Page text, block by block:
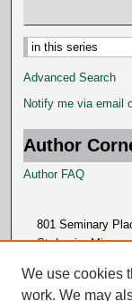
Select context to
Advanced Search
Notify me via email
Author
Author FAQ
801 Seminary
St. Louis,
We use cookies
work. We may